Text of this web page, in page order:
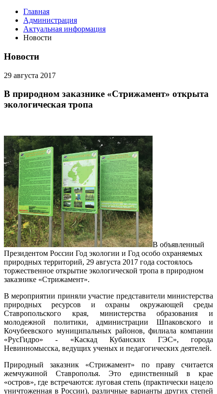
Главная
Администрация
Актуальная информация
Новости
Новости
29 августа 2017
В природном заказнике «Стрижамент» открыта
экологическая тропа
В объявленный
Президентом России Год экологии и Год особо охраняемых
природных территорий, 29 августа 2017 года состоялось
торжественное открытие экологической тропа в природном
заказнике «Стрижамент».
В мероприятии приняли участие представители министерства
природных ресурсов и охраны окружающей среды
Ставропольского края, министерства образования и
молодежной политики, администрации Шпаковского и
Кочубеевского муниципальных районов, филиала компании
«РусГидро» - «Каскад Кубанских ГЭС», города
Невинномысска, ведущих ученых и педагогических деятелей.
Природный заказник «Стрижамент» по праву считается
жемчужиной Ставрополья. Это единственный в крае
«остров», где встречаются: луговая степь (практически нацело
уничтоженная в России), различные варианты других степей